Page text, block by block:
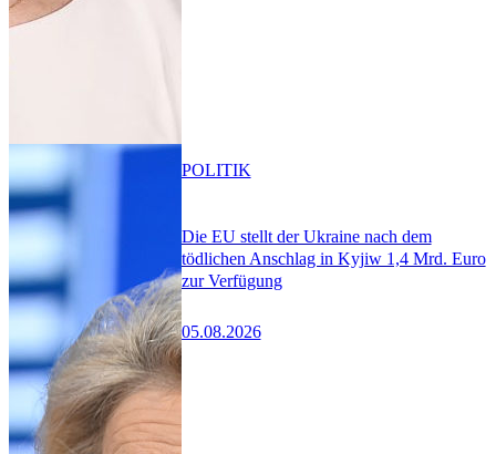
Die EU stellt der Ukraine nach dem
tödlichen Anschlag in Kyjiw 1,4 Mrd. Euro
zur Verfügung
05.08.2026
POLITIK